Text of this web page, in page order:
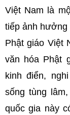
Việt Nam là
tiếp ảnh hưởng
Phật giáo Việt
văn hóa Phật
kinh điển,
sống tùng
quốc gia này